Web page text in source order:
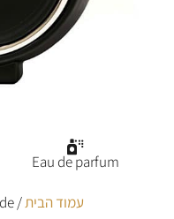
עמוד הבית/
Eau de parfum